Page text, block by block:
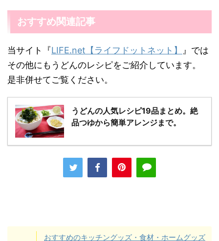
おすすめ関連記事
当サイト『LIFE.net【ライフドットネット】 』では
その他にもうどんのレシピをご紹介しています。
是非併せてご覧ください。
うどんの人気レシピ19品まとめ。絶
品つゆから簡単アレンジまで。
おすすめのキッチングッズ・食材・ホームグッズ